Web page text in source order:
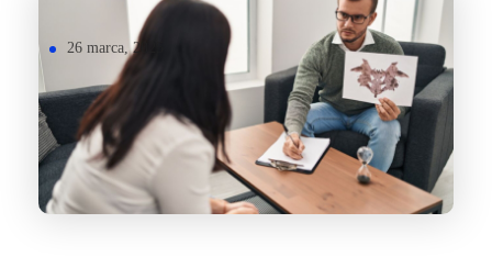
26 marca, 2025